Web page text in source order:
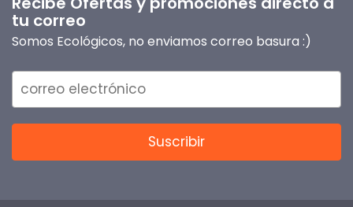
tu correo
Somos Ecológicos, no enviamos correo basura :)